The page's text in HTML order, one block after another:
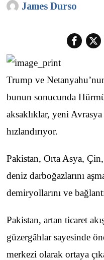
James Durso
Trump ve
bunun sonucunda
aksaklıklar, yeni
hızlandırıyor.
Pakistan, Orta Asya,
deniz darboğazlarını
demiryollarını ve
Pakistan, artan ticaret
güzergâhlar sayesinde
merkezi olarak ortaya